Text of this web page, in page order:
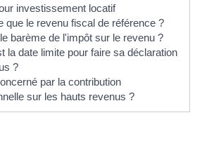
investissement locatif
que le revenu fiscal de référence ?
barème de l'impôt sur le revenu ?
la date limite pour faire sa déclaration
?
par la contribution
sur les hauts revenus ?